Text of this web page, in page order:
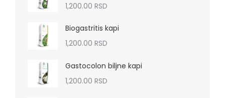
1,200.00 RSD
Biogastritis kapi
1,200.00 RSD
Gastocolon biljne kapi
1,200.00 RSD